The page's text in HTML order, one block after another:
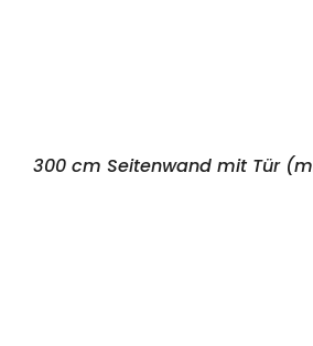
300 cm Seitenwand mit Tür